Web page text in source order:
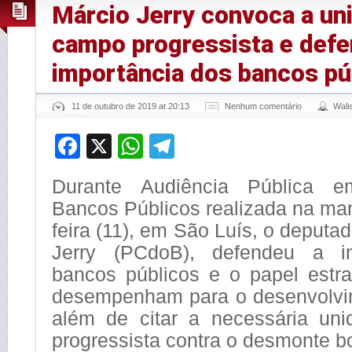
Márcio Jerry convoca a
campo progressista e
importância dos bancos
11 de outubro de 2019 at 20:13 Nenhum comentário
Facebook
X WhatsApp
Durante Audiência Pública
Bancos Públicos realizada na
feira (11), em São Luís, o
Jerry (PCdoB), defendeu a
bancos públicos e o papel
desempenham para o
além de citar a necessária
progressista contra o desmonte